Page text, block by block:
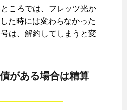
ころでは、フレッツ光か
た時には変わらなかった
は、解約してしまうと変
がある場合は精算